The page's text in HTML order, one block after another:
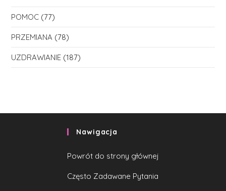
POMOC (77)
PRZEMIANA (78)
UZDRAWIANIE (187)
Nawigacja
Powrót do strony głównej
Często Zadawane Pytania